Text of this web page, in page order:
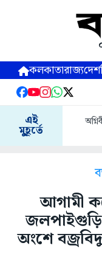
কলকাতারাজ্যদেশ
এই
মুহূর্তে
আগামী
অংশে